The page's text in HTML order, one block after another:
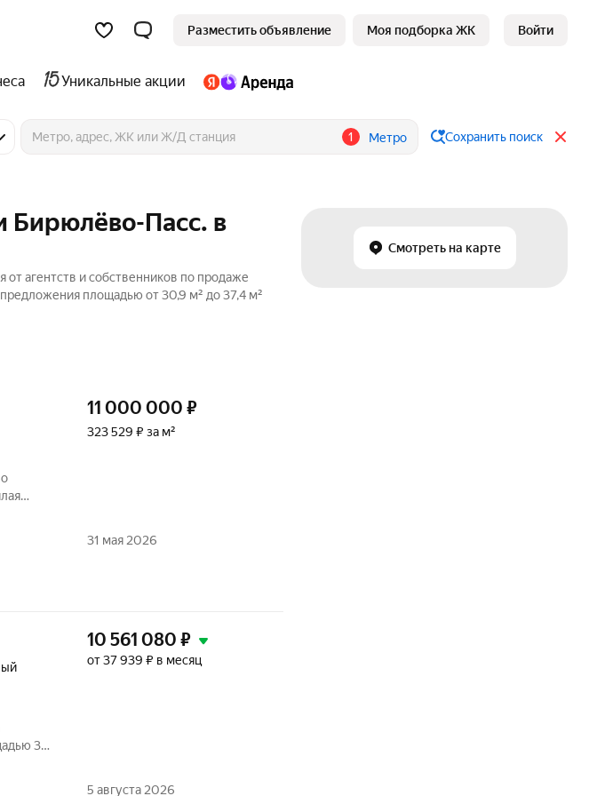
Разместить объявление Моя подборка ЖК Войти
Уникальные акции
1 Метро Сохранить поиск
Смотреть на карте
Бирюлёво-Пасс. в
агентств и собственников по продаже
площадью от 30,9 м² до 37,4 м²
11 000 000 ₽
323 529 ₽ за м²
31 мая 2026
34
10 561 080 ₽
от 37 939 ₽ в месяц
5 августа 2026